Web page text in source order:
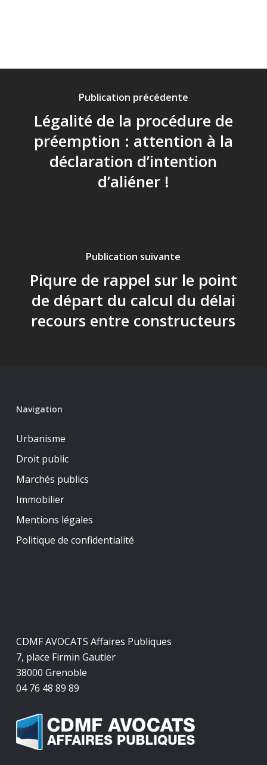
Publication précédente
Légalité de la procédure de
préemption : attention à la
déclaration d’intention
d’aliéner !
Publication suivante
Piqure de rappel sur le point
de départ du calcul du délai
recours entre constructeurs
Navigation
Urbanisme
Droit public
Marchés publics
Immobilier
Mentions légales
Politique de confidentialité
CDMF AVOCATS Affaires Publiques
7, place Firmin Gautier
38000 Grenoble
04 76 48 89 89